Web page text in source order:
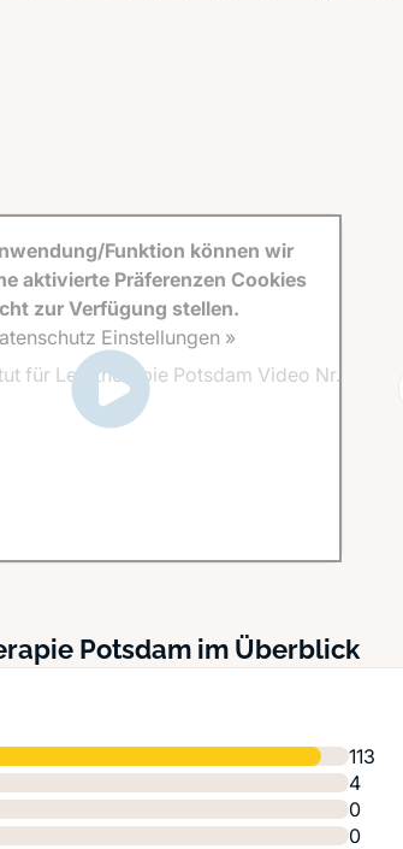
Funktion können wir
aktivierte Präferenzen Cookies
zur Verfügung stellen.
Einstellungen »
Potsdam im Überblick
113
4
0
0